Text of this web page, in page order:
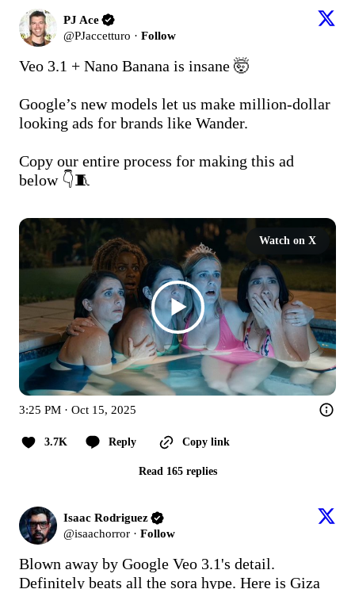
PJ Ace
@PJaccetturo · Follow
Veo 3.1 + Nano Banana is insane 🤯
Google’s new models let us make million-dollar
looking ads for brands like Wander.
Copy our entire process for making this ad
below 👇🧵
Watch on X
3:25 PM · Oct 15, 2025
3.7K Reply Copy link
Read 165 replies
Isaac Rodriguez
@isaachorror · Follow
Blown away by Google Veo 3.1's detail.
Definitely beats all the sora hype. Here is Giza